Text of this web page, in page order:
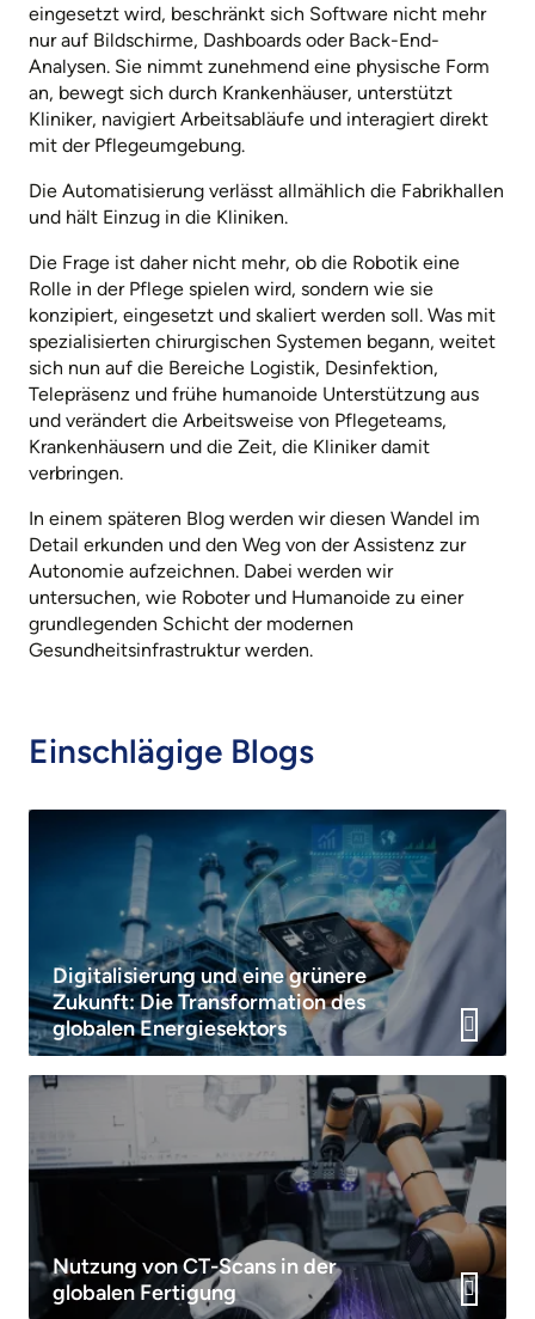
eingesetzt wird, beschränkt sich Software nicht mehr
nur auf Bildschirme, Dashboards oder Back-End-
Analysen. Sie nimmt zunehmend eine physische Form
an, bewegt sich durch Krankenhäuser, unterstützt
Kliniker, navigiert Arbeitsabläufe und interagiert direkt
mit der Pflegeumgebung.
Die Automatisierung verlässt allmählich die Fabrikhallen
und hält Einzug in die Kliniken.
Die Frage ist daher nicht mehr, ob die Robotik eine
Rolle in der Pflege spielen wird, sondern wie sie
konzipiert, eingesetzt und skaliert werden soll. Was mit
spezialisierten chirurgischen Systemen begann, weitet
sich nun auf die Bereiche Logistik, Desinfektion,
Telepräsenz und frühe humanoide Unterstützung aus
und verändert die Arbeitsweise von Pflegeteams,
Krankenhäusern und die Zeit, die Kliniker damit
verbringen.
In einem späteren Blog werden wir diesen Wandel im
Detail erkunden und den Weg von der Assistenz zur
Autonomie aufzeichnen. Dabei werden wir
untersuchen, wie Roboter und Humanoide zu einer
grundlegenden Schicht der modernen
Gesundheitsinfrastruktur werden.
Einschlägige Blogs
Digitalisierung und eine grünere
Zukunft: Die Transformation des
globalen Energiesektors
Nutzung von CT-Scans in der
globalen Fertigung